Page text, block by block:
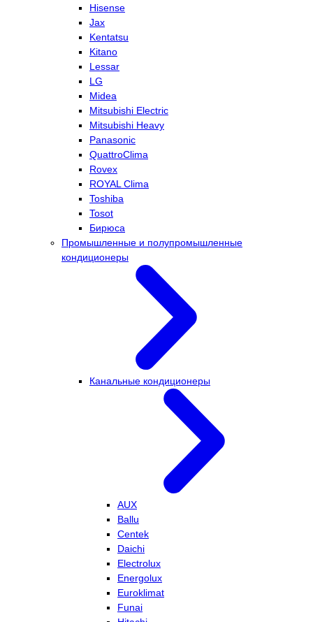
Hisense
Jax
Kentatsu
Kitano
Lessar
LG
Midea
Mitsubishi Electric
Mitsubishi Heavy
Panasonic
QuattroClima
Rovex
ROYAL Clima
Toshiba
Tosot
Бирюса
Промышленные и полупромышленные
кондиционеры
Канальные кондиционеры
AUX
Ballu
Centek
Daichi
Electrolux
Energolux
Euroklimat
Funai